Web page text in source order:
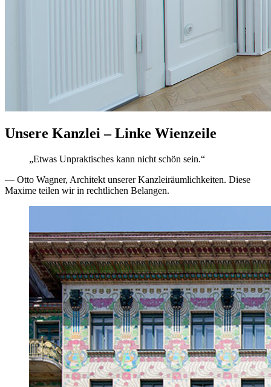
Unsere Kanzlei – Linke Wienzeile
„Etwas Unpraktisches kann nicht schön sein.“
— Otto Wagner, Architekt unserer Kanzleiräumlichkeiten. Diese
Maxime teilen wir in rechtlichen Belangen.